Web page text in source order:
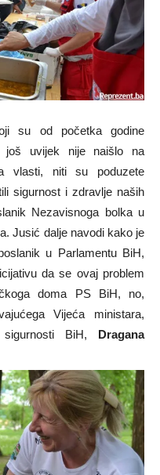
su od početka godine
još uvijek nije naišlo na
vlasti, niti su poduzete
sigurnost i zdravlje naših
Nezavisnoga bolka u
Jusić dalje navodi kako je
u Parlamentu BiH,
da se ovaj problem
doma PS BiH, no,
Vijeća ministara,
BiH, Dragana